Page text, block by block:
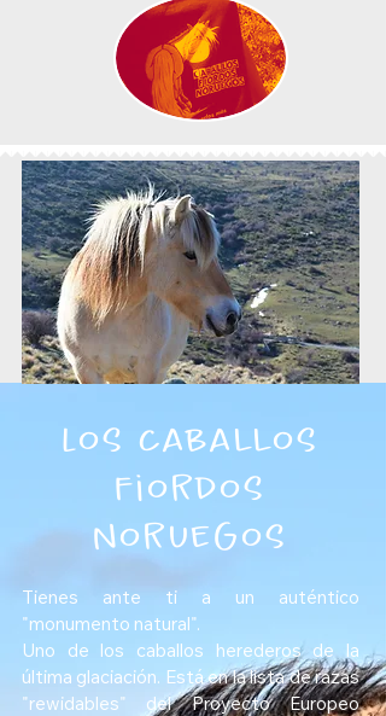
Los caballos
fiordos
noruegos
Tienes ante ti a un auténtico
"monumento natural".
Uno de los caballos herederos de la
última glaciación. Está en la lista de razas
"rewidables" del Proyecto Europeo